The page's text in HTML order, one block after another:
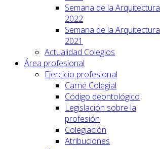
Semana de la Arquitectura
2022
Semana de la Arquitectura
2021
Actualidad Colegios
Área profesional
Ejercicio profesional
Carné Colegial
Código deontológico
Legislación sobre la
profesión
Colegiación
Atribuciones